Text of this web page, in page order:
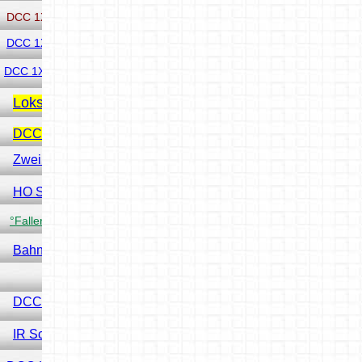
DCC 1X Servodecoder Attiny85
DCC 1X Servodecoder NANO
DCC 1X Servodecoder Pro Mini
Lokscanner
DCC 8 Fach Schaltdecoder
Zwei zu eins DCC Filter
HO Signal
°Faller Digitaler - Torantrieb
Bahnschrankendecoder
DCC Sensor Problem
IR Schranke